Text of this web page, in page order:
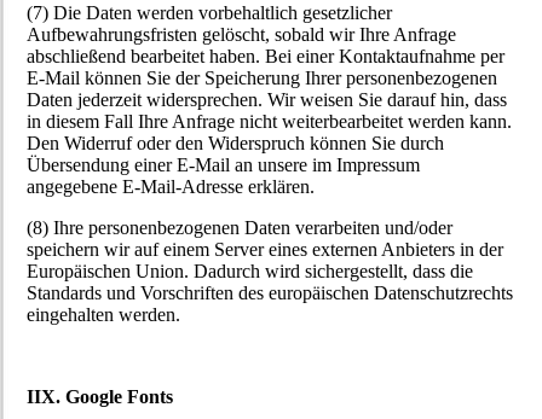
(7) Die Daten werden vorbehaltlich gesetzlicher
Aufbewahrungsfristen gelöscht, sobald wir Ihre Anfrage
abschließend bearbeitet haben. Bei einer Kontaktaufnahme per
E-Mail können Sie der Speicherung Ihrer personenbezogenen
Daten jederzeit widersprechen. Wir weisen Sie darauf hin, dass
in diesem Fall Ihre Anfrage nicht weiterbearbeitet werden kann.
Den Widerruf oder den Widerspruch können Sie durch
Übersendung einer E-Mail an unsere im Impressum
angegebene E-Mail-Adresse erklären.
(8) Ihre personenbezogenen Daten verarbeiten und/oder
speichern wir auf einem Server eines externen Anbieters in der
Europäischen Union. Dadurch wird sichergestellt, dass die
Standards und Vorschriften des europäischen Datenschutzrechts
eingehalten werden.
IIX. Google Fonts